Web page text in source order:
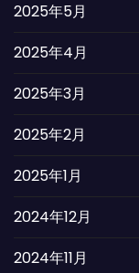
2025年5月
2025年4月
2025年3月
2025年2月
2025年1月
2024年12月
2024年11月